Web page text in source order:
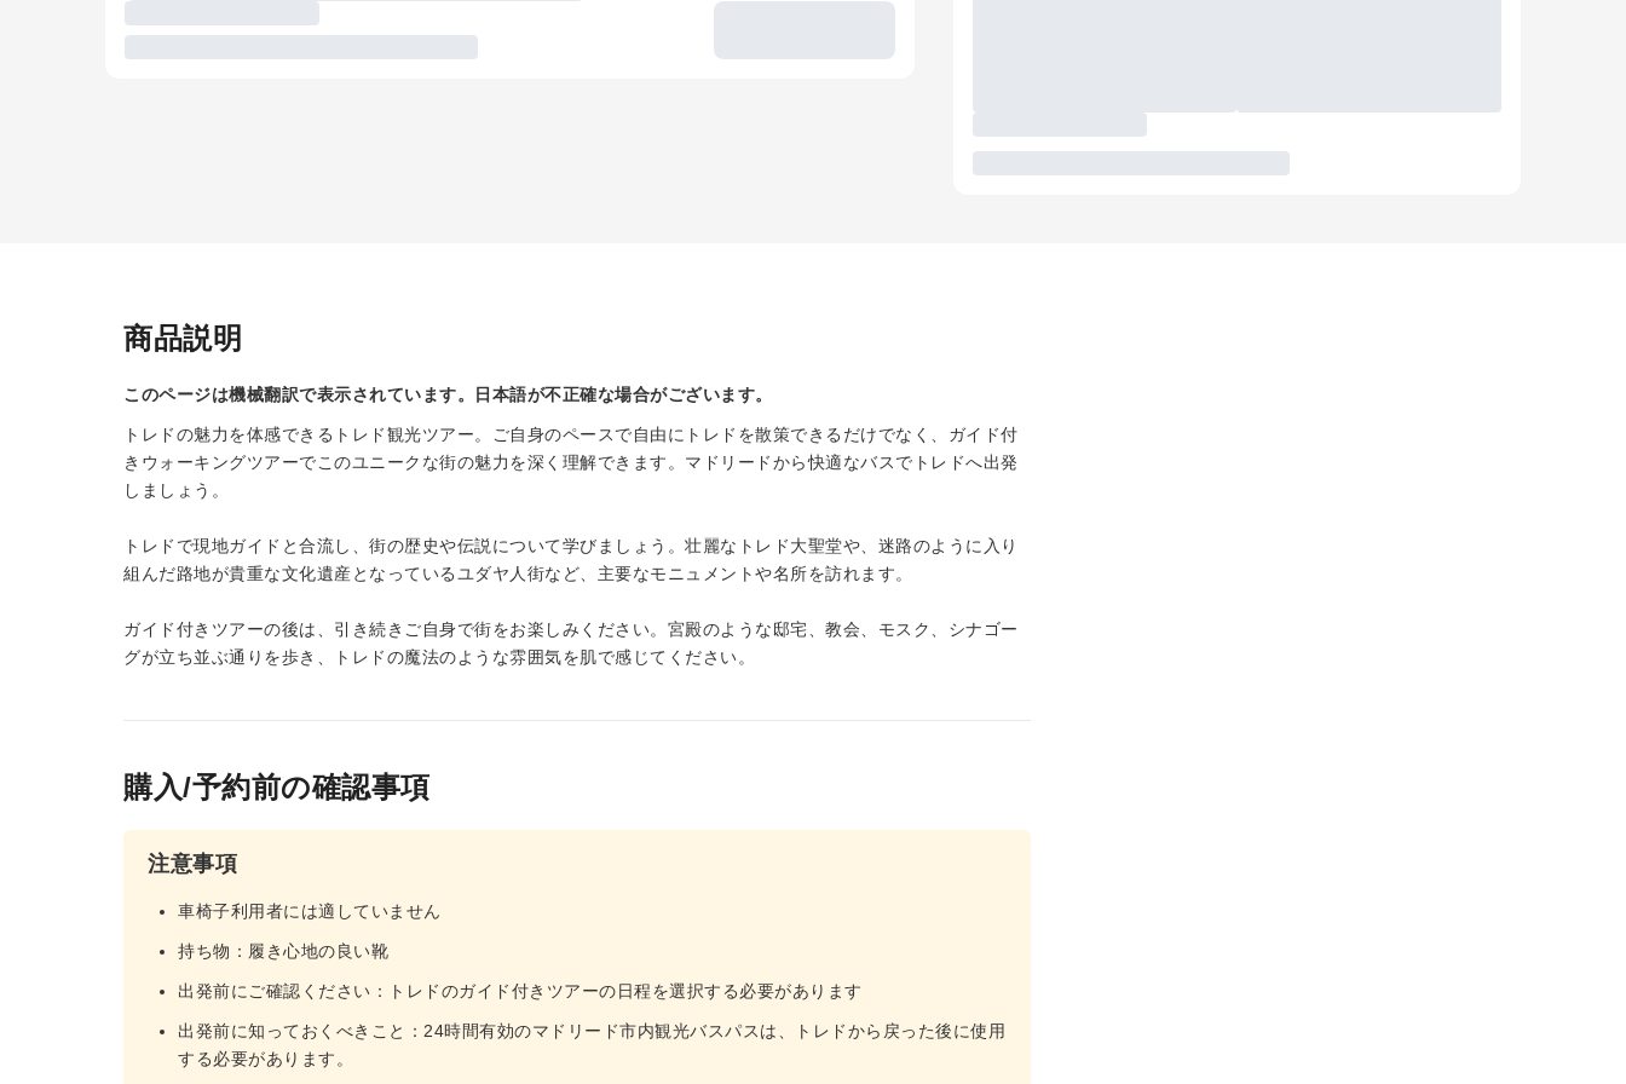
商品説明
このページは機械翻訳で表示されています。日本語が不正確な場合がございます。
トレドの魅力を体感できるトレド観光ツアー。ご自身のペースで自由にトレドを散策できるだけでなく、ガイド付
きウォーキングツアーでこのユニークな街の魅力を深く理解できます。マドリードから快適なバスでトレドへ出発
しましょう。
トレドで現地ガイドと合流し、街の歴史や伝説について学びましょう。壮麗なトレド大聖堂や、迷路のように入り
組んだ路地が貴重な文化遺産となっているユダヤ人街など、主要なモニュメントや名所を訪れます。
ガイド付きツアーの後は、引き続きご自身で街をお楽しみください。宮殿のような邸宅、教会、モスク、シナゴー
グが立ち並ぶ通りを歩き、トレドの魔法のような雰囲気を肌で感じてください。
購入/予約前の確認事項
注意事項
車椅子利用者には適していません
持ち物：履き心地の良い靴
出発前にご確認ください：トレドのガイド付きツアーの日程を選択する必要があります
出発前に知っておくべきこと：24時間有効のマドリード市内観光バスパスは、トレドから戻った後に使用
する必要があります。